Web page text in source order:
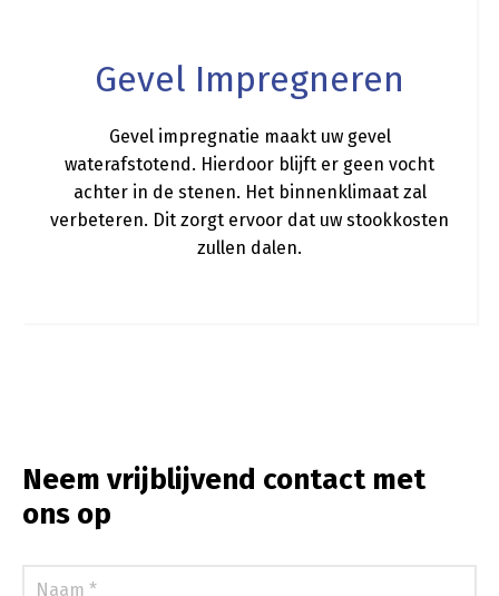
Gevel Impregneren
Gevel impregnatie maakt uw gevel
waterafstotend. Hierdoor blijft er geen vocht
achter in de stenen. Het binnenklimaat zal
verbeteren. Dit zorgt ervoor dat uw stookkosten
zullen dalen.
Neem vrijblijvend contact met
ons op